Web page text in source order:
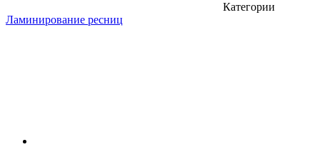
Категории
Ламинирование ресниц